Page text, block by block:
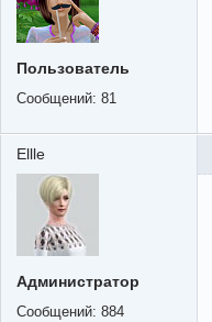
Пользователь
Сообщений: 81
Ellle
Администратор
Сообщений: 884